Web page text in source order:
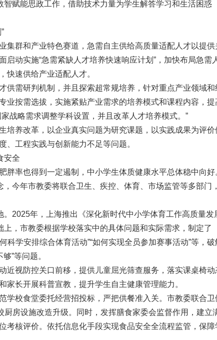
智赋能思政工作，借助技术力量为学生解答学习和生活困惑
集群和产业特色赛道，急需自主供给高质量适配人才以提供
启动实施“急需紧缺人才培养快速响应计划”，加快布局急需
快速供给产业适配人才。
供需研判机制，并且探索超常规培养，针对重点产业领域和
业按需选拔，实施紧贴产业需求的培养模式和课程内容，提
战略需求调整学科设置，并且改革人才培养模式。”
培养改革，以企业真实问题为研究课题，以实践成果为评价
、工程实践与创新能力不足等问题。
安全
胖率也得到一定遏制，中小学生体质健康水平总体稳中向好
，今年市教委将联合卫生、疾控、体育、市场监管等多部门
。2025年，上海推出《深化新时代中小学体育工作高质量发
上，市教委根据学校落实中的具体问题和实际需求，制定了
科学安排综合体育活动”“如何实现全员参加赛事活动”等，破
”等问题。
近视防控关口前移，提供儿童屈光筛查服务，落实课桌椅动
家长开展科普宣教，提升学生自主健康管理能力。
学校食堂委托经营招投标，严把供餐准入关。市教委联合卫
房设施改造升级。同时，发挥膳食家委会监督作用，建立
考核评价。依托信息化手段实现食品安全全流程监管，保障